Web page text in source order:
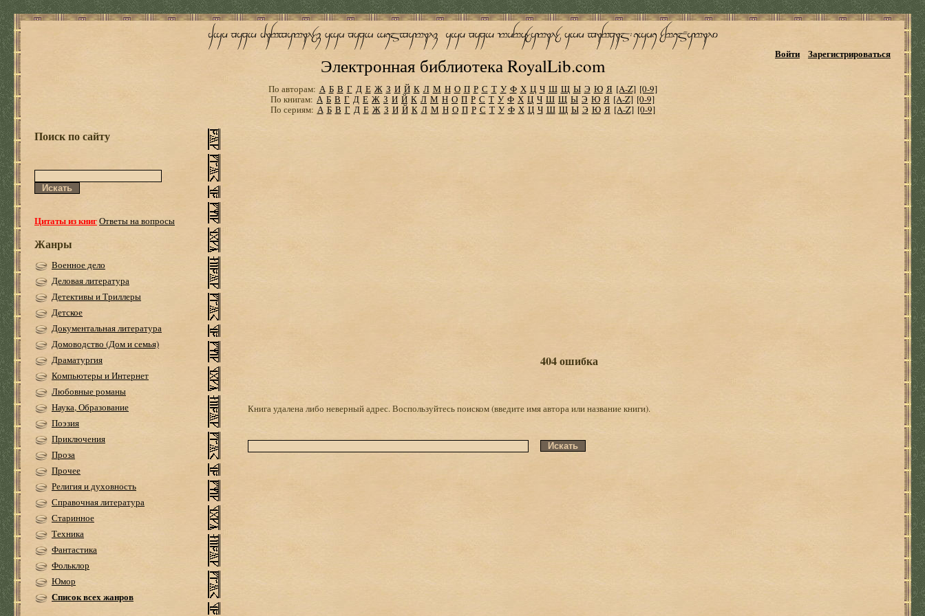
Электронная библиотека RoyalLib.com
Войти Зарегистрироваться
По авторам: А Б В Г Д Е Ж З И Й К Л М Н О П Р С Т У Ф Х Ц Ч Ш Щ Ы Э Ю Я [A-Z] [0-9]
По книгам: А Б В Г Д Е Ж З И Й К Л М Н О П Р С Т У Ф Х Ц Ч Ш Щ Ы Э Ю Я [A-Z] [0-9]
По сериям: А Б В Г Д Е Ж З И Й К Л М Н О П Р С Т У Ф Х Ц Ч Ш Щ Ы Э Ю Я [A-Z] [0-9]
Поиск по сайту
Цитаты из книгОтветы на вопросы
Жанры
Военное дело
Деловая литература
Детективы и Триллеры
Детское
Документальная литература
Домоводство (Дом и семья)
Драматургия
Компьютеры и Интернет
Любовные романы
Наука, Образование
Поэзия
Приключения
Проза
Прочее
Религия и духовность
Справочная литература
Старинное
Техника
Фантастика
Фольклор
Юмор
Список всех жанров
404 ошибка
Книга удалена либо неверный адрес. Воспользуйтесь поиском (введите имя автора или название книги).